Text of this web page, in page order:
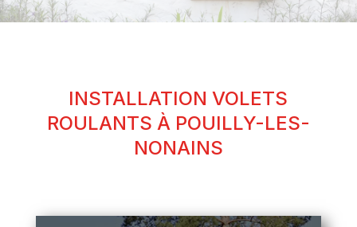
INSTALLATION VOLETS
ROULANTS À POUILLY-LES-
NONAINS